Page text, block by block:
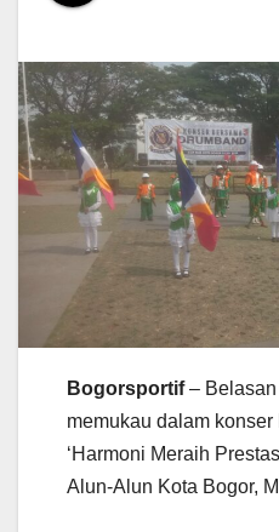
Bogorsportif– Belasan
memukau dalam
‘Harmoni Meraih
Alun-Alun Kota Bogor,